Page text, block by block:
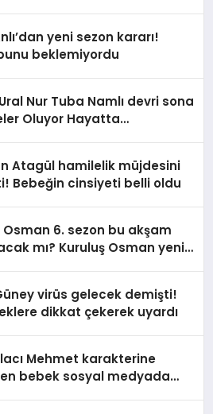
yeni sezon kararı!
beklemiyordu
Nur Tuba Namlı devri sona
Oluyor Hayatta
Atagül hamilelik müjdesini
Bebeğin cinsiyeti belli oldu
Osman 6. sezon bu akşam
mı? Kuruluş Osman yeni
virüs gelecek demişti!
dikkat çekerek uyardı
Mehmet karakterine
bebek sosyal medyada